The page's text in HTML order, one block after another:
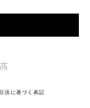
法に基づく表記